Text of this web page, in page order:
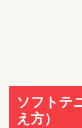
ソフトテ
え方）